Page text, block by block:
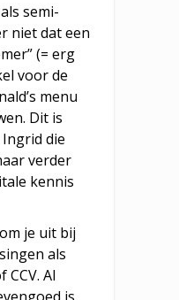
semi-
niet dat een
(= erg
voor de
menu
Dit is
die
verder
kennis
je uit bij
als
CCV. Al